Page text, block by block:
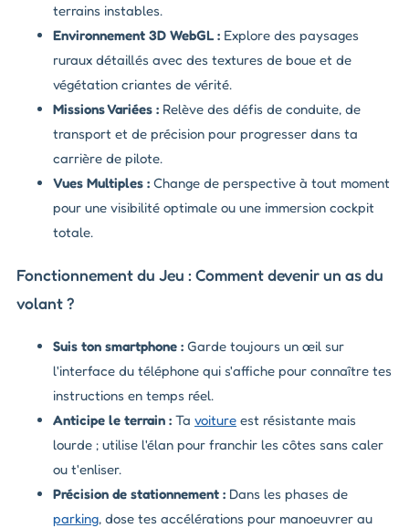
terrains instables.
Environnement 3D WebGL : Explore des paysages
ruraux détaillés avec des textures de boue et de
végétation criantes de vérité.
Missions Variées : Relève des défis de conduite, de
transport et de précision pour progresser dans ta
carrière de pilote.
Vues Multiples : Change de perspective à tout moment
pour une visibilité optimale ou une immersion cockpit
totale.
Fonctionnement du Jeu : Comment devenir un as du
volant ?
Suis ton smartphone : Garde toujours un œil sur
l'interface du téléphone qui s'affiche pour connaître tes
instructions en temps réel.
Anticipe le terrain : Ta voiture est résistante mais
lourde ; utilise l'élan pour franchir les côtes sans caler
ou t'enliser.
Précision de stationnement : Dans les phases de
parking, dose tes accélérations pour manoeuvrer au